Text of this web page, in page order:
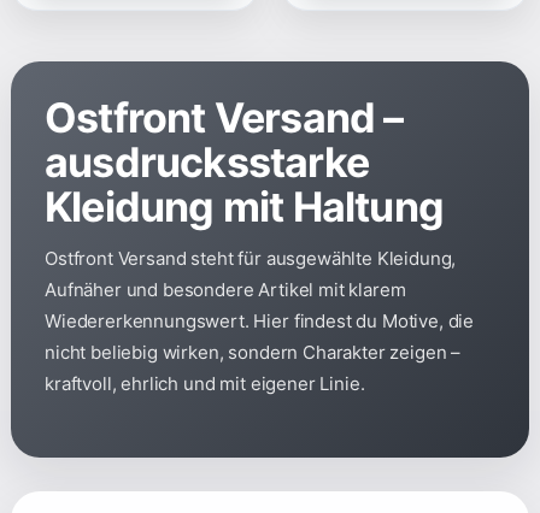
Ostfront Versand –
ausdrucksstarke
Kleidung mit Haltung
Ostfront Versand steht für ausgewählte Kleidung,
Aufnäher und besondere Artikel mit klarem
Wiedererkennungswert. Hier findest du Motive, die
nicht beliebig wirken, sondern Charakter zeigen –
kraftvoll, ehrlich und mit eigener Linie.